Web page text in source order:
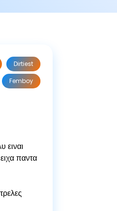
Dirtiest
Femboy
παντα